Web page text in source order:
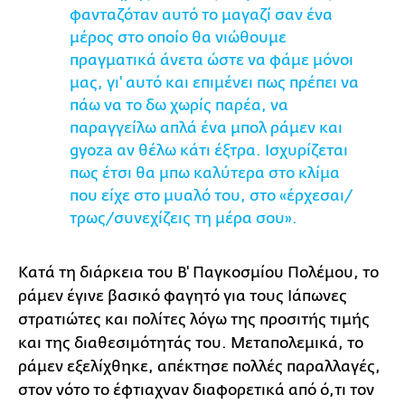
φανταζόταν αυτό το μαγαζί σαν ένα
μέρος στο οποίο θα νιώθουμε
πραγματικά άνετα ώστε να φάμε μόνοι
μας, γι' αυτό και επιμένει πως πρέπει να
πάω να το δω χωρίς παρέα, να
παραγγείλω απλά ένα μπολ ράμεν και
gyoza αν θέλω κάτι έξτρα. Ισχυρίζεται
πως έτσι θα μπω καλύτερα στο κλίμα
που είχε στο μυαλό του, στο «έρχεσαι/
τρως/συνεχίζεις τη μέρα σου».
Κατά τη διάρκεια του Β' Παγκοσμίου Πολέμου, το
ράμεν έγινε βασικό φαγητό για τους Ιάπωνες
στρατιώτες και πολίτες λόγω της προσιτής τιμής
και της διαθεσιμότητάς του. Μεταπολεμικά, το
ράμεν εξελίχθηκε, απέκτησε πολλές παραλλαγές,
στον νότο το έφτιαχναν διαφορετικά από ό,τι τον